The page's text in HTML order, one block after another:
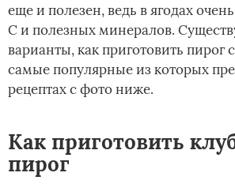
еще и полезен, ведь в ягодах
С и полезных минералов.
варианты, как приготовить пирог
самые популярные из которых
рецептах с фото ниже.
Как приготовить
пирог